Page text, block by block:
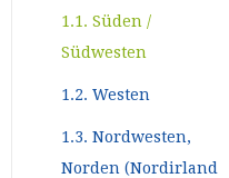
1.1. Süden /
Südwesten
1.2. Westen
1.3. Nordwesten,
Norden (Nordirland